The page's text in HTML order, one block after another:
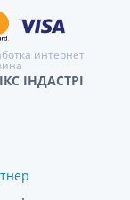
интернет
ІНДАСТРІ